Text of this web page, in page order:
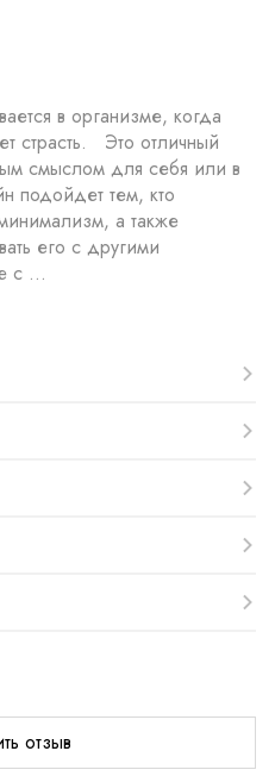
в организме, когда
отличный
смыслом для себя или в
подойдет тем, кто
а также
его с другими
с ...
отзыв